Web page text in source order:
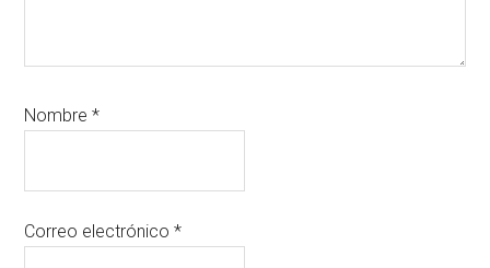
Nombre*
Correo electrónico*